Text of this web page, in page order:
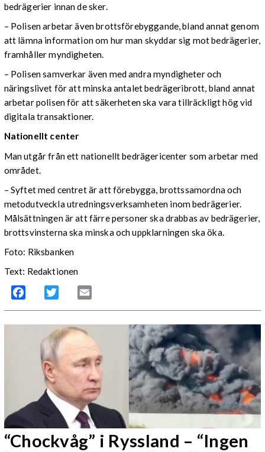
bedrägerier innan de sker.
– Polisen arbetar även brottsförebyggande, bland annat genom
att lämna information om hur man skyddar sig mot bedrägerier,
framhåller myndigheten.
– Polisen samverkar även med andra myndigheter och
näringslivet för att minska antalet bedrägeribrott, bland annat
arbetar polisen för att säkerheten ska vara tillräckligt hög vid
digitala transaktioner.
Nationellt center
Man utgår från ett nationellt bedrägericenter som arbetar med
området.
– Syftet med centret är att förebygga, brottssamordna och
metodutveckla utredningsverksamheten inom bedrägerier.
Målsättningen är att färre personer ska drabbas av bedrägerier,
brottsvinsterna ska minska och uppklarningen ska öka.
Foto: Riksbanken
Text: Redaktionen
Facebook Twitter
“Chockvåg” i Ryssland – “Ingen